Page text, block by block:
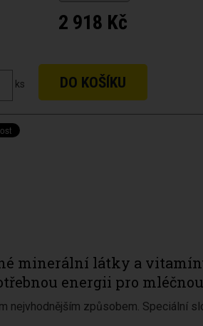
2 918 Kč
ks
minerální látky a
energii pro
nejvhodnějším způsobem. Speciální